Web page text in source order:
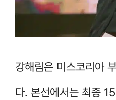
강해림은 미스코리아
다. 본선에서는 최종